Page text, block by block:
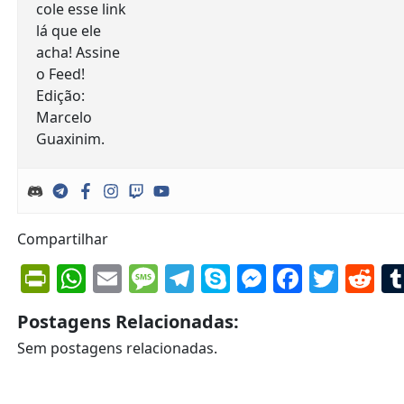
Compartilhar
PrintFriendly
WhatsApp
EmailMessage
Telegram
Skype
Postagens Relacionadas:
Sem postagens relacionadas.